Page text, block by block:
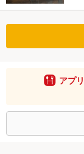
アプリ